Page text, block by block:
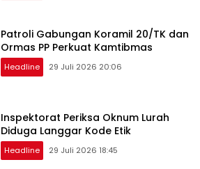
Patroli Gabungan Koramil 20/TK dan
Ormas PP Perkuat Kamtibmas
Headline 29 Juli 2026 20:06
Inspektorat Periksa Oknum Lurah
Diduga Langgar Kode Etik
Headline 29 Juli 2026 18:45